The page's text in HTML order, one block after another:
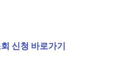
신청 바로가기